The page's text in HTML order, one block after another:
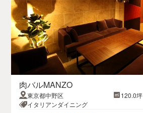
肉バルMANZO
東京都中野区
120.0坪
イタリアンダイニング